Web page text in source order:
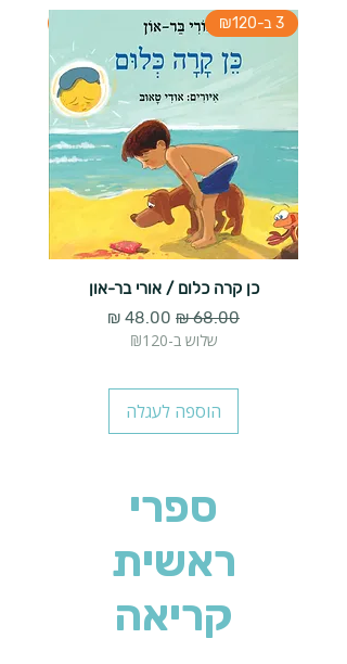
3 ב-₪120
כן קרה כלום / אורי בר-און
מחיר רגיל מחיר מבצע
שלוש ב-₪120
הוספה לעגלה
ספרי
ראשית
קריאה